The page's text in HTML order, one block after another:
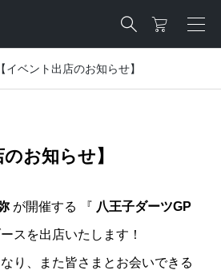

【イベント出店のお知らせ】
お知らせ】
が開催する 『 八王子ダーツGP
スを出店いたします！
り、また皆さまとお会いできる